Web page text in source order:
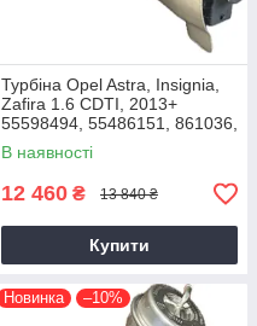
Турбіна Opel Astra, Insignia,
Zafira 1.6 CDTI, 2013+
55598494, 55486151, 861036,
54389700021, 54389700003
В наявності
12 460 ₴ 13 840 ₴
Купити
Новинка –10%